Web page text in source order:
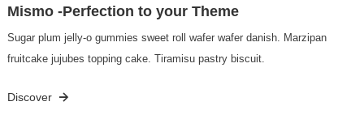
Mismo -Perfection to your Theme
Sugar plum jelly-o gummies sweet roll wafer wafer danish. Marzipan
fruitcake jujubes topping cake. Tiramisu pastry biscuit.
Discover